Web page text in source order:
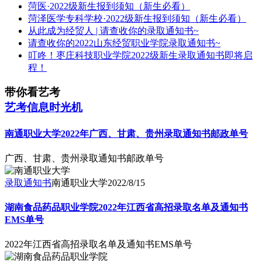
菏医·2022级新生报到须知（新生必看）
菏泽医学专科学校·2022级新生报到须知（新生必看）
从此成为经贸人 | 请查收你的录取通知书~
请查收你的2022山东经贸职业学院录取通知书~
叮咚！枣庄科技职业学院2022级新生录取通知书即将启
程！
带你看艺考
艺考信息时光机
南通职业大学2022年广西、甘肃、贵州录取通知书邮政单号
广西、甘肃、贵州录取通知书邮政单号
录取通知书南通职业大学2022/8/15
湖南食品药品职业学院2022年江西省高招录取名单及通知书
EMS单号
2022年江西省高招录取名单及通知书EMS单号